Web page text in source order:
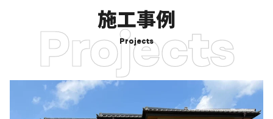
Projects
施工事例
Projects